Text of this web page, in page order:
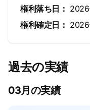
権利落ち日：
権利確定日：
過去の実績
03月の実績